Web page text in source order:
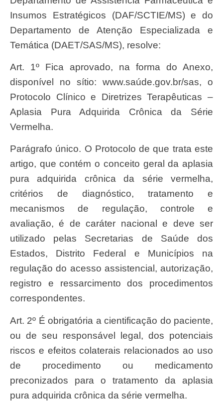
Insumos Estratégicos (DAF/SCTIE/MS) e do
Departamento de Atenção Especializada e
Temática (DAET/SAS/MS), resolve:
Art. 1º Fica aprovado, na forma do Anexo,
disponível no sítio: www.saúde.gov.br/sas, o
Protocolo Clínico e Diretrizes Terapêuticas –
Aplasia Pura Adquirida Crônica da Série
Vermelha.
Parágrafo único. O Protocolo de que trata este
artigo, que contém o conceito geral da aplasia
pura adquirida crônica da série vermelha,
critérios de diagnóstico, tratamento e
mecanismos de regulação, controle e
avaliação, é de caráter nacional e deve ser
utilizado pelas Secretarias de Saúde dos
Estados, Distrito Federal e Municípios na
regulação do acesso assistencial, autorização,
registro e ressarcimento dos procedimentos
correspondentes.
Art. 2º É obrigatória a cientificação do paciente,
ou de seu responsável legal, dos potenciais
riscos e efeitos colaterais relacionados ao uso
de procedimento ou medicamento
preconizados para o tratamento da aplasia
pura adquirida crônica da série vermelha.